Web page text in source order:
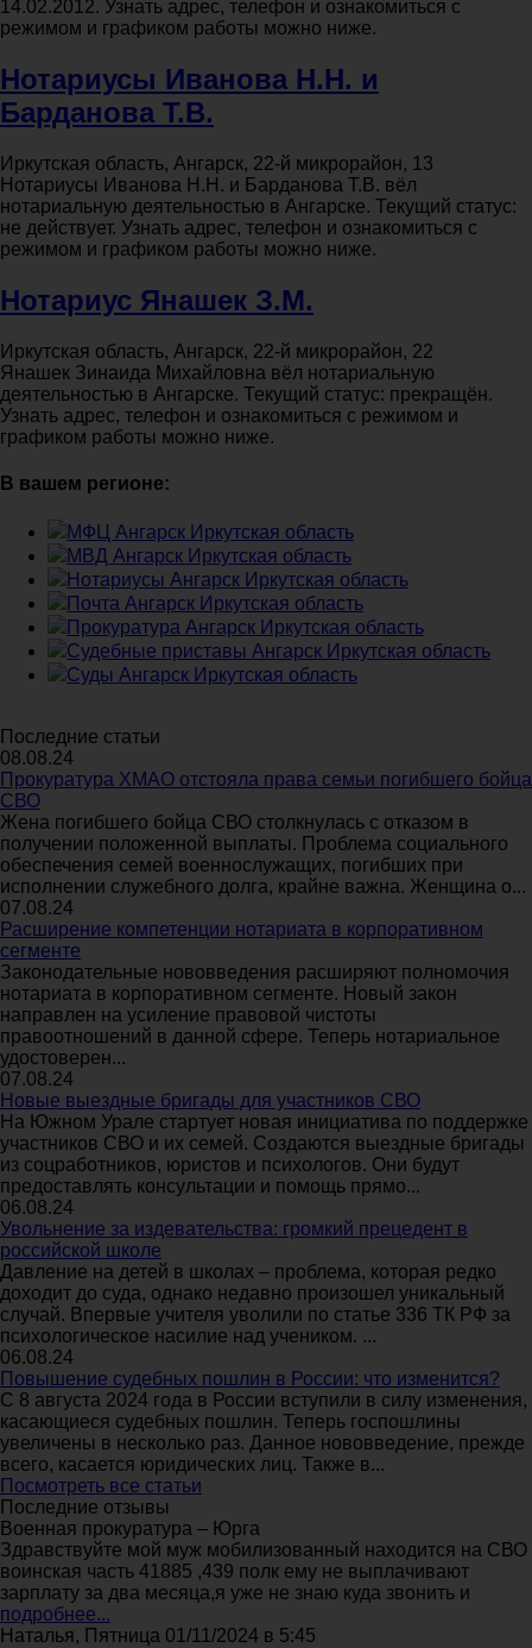
14.02.2012. Узнать адрес, телефон и ознакомиться с
режимом и графиком работы можно ниже.
Нотариусы Иванова Н.Н. и
Барданова Т.В.
Иркутская область, Ангарск, 22-й микрорайон, 13
Нотариусы Иванова Н.Н. и Барданова Т.В. вёл
нотариальную деятельностью в Ангарске. Текущий статус:
не действует. Узнать адрес, телефон и ознакомиться с
режимом и графиком работы можно ниже.
Нотариус Янашек З.М.
Иркутская область, Ангарск, 22-й микрорайон, 22
Янашек Зинаида Михайловна вёл нотариальную
деятельностью в Ангарске. Текущий статус: прекращён.
Узнать адрес, телефон и ознакомиться с режимом и
графиком работы можно ниже.
В вашем регионе:
МФЦ Ангарск Иркутская область
МВД Ангарск Иркутская область
Нотариусы Ангарск Иркутская область
Почта Ангарск Иркутская область
Прокуратура Ангарск Иркутская область
Судебные приставы Ангарск Иркутская область
Суды Ангарск Иркутская область
Последние статьи
08.08.24
Прокуратура ХМАО отстояла права семьи погибшего бойца
СВО
Жена погибшего бойца СВО столкнулась с отказом в
получении положенной выплаты. Проблема социального
обеспечения семей военнослужащих, погибших при
исполнении служебного долга, крайне важна. Женщина о...
07.08.24
Расширение компетенции нотариата в корпоративном
сегменте
Законодательные нововведения расширяют полномочия
нотариата в корпоративном сегменте. Новый закон
направлен на усиление правовой чистоты
правоотношений в данной сфере. Теперь нотариальное
удостоверен...
07.08.24
Новые выездные бригады для участников СВО
На Южном Урале стартует новая инициатива по поддержке
участников СВО и их семей. Создаются выездные бригады
из соцработников, юристов и психологов. Они будут
предоставлять консультации и помощь прямо...
06.08.24
Увольнение за издевательства: громкий прецедент в
российской школе
Давление на детей в школах – проблема, которая редко
доходит до суда, однако недавно произошел уникальный
случай. Впервые учителя уволили по статье 336 ТК РФ за
психологическое насилие над учеником. ...
06.08.24
Повышение судебных пошлин в России: что изменится?
С 8 августа 2024 года в России вступили в силу изменения,
касающиеся судебных пошлин. Теперь госпошлины
увеличены в несколько раз. Данное нововведение, прежде
всего, касается юридических лиц. Также в...
Посмотреть все статьи
Последние отзывы
Военная прокуратура – Юрга
Здравствуйте мой муж мобилизованный находится на СВО
воинская часть 41885 ,439 полк ему не выплачивают
зарплату за два месяца,я уже не знаю куда звонить и
подробнее...
Наталья, Пятница 01/11/2024 в 5:45